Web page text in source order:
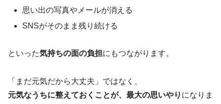
思い出の写真やメールが消える
SNSがそのまま残り続ける
といった気持ちの面の負担にもつながります。
「まだ元気だから大丈夫」ではなく、
元気なうちに整えておくことが、最大の思いやり になりま